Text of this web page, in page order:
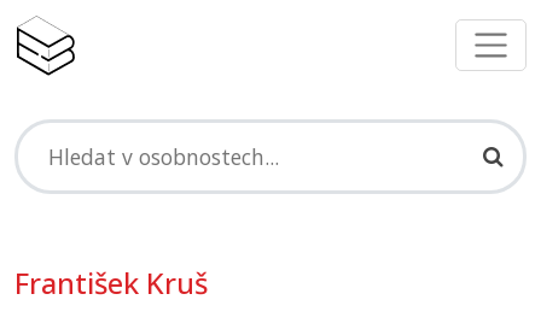
František Kruš